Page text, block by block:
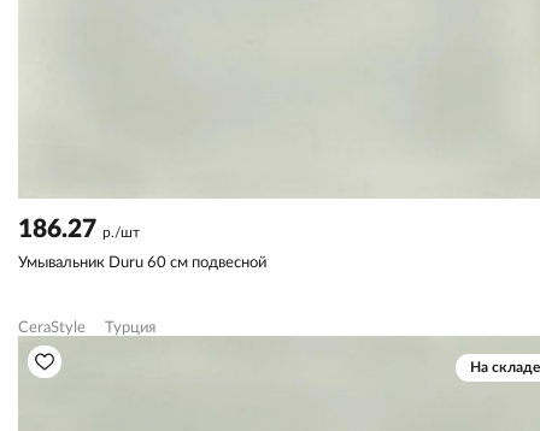
186.27 р./шт
Умывальник Duru 60 см подвесной
CeraStyle Турция
На складе